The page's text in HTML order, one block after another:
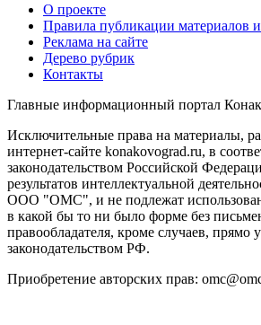
О проекте
Правила публикации материалов
Реклама на сайте
Дерево рубрик
Контакты
Главные информационный портал
Исключительные права на материалы,
интернет-сайте konakovograd.ru, в
законодательством Российской
результатов интеллектуальной
ООО "ОМС", и не подлежат
в какой бы то ни было форме без
правообладателя, кроме случаев, прямо
законодательством РФ.
Приобретение авторских прав: